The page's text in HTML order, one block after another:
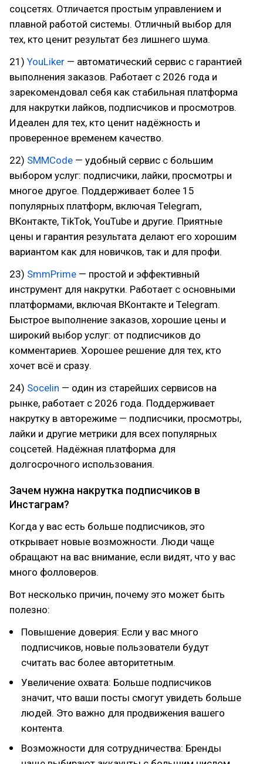
соцсетях. Отличается простым управлением и
плавной работой системы. Отличный выбор для
тех, кто ценит результат без лишнего шума.
21) YouLiker — автоматический сервис с гарантией
выполнения заказов. Работает с 2026 года и
зарекомендовал себя как стабильная платформа
для накрутки лайков, подписчиков и просмотров.
Идеален для тех, кто ценит надёжность и
проверенное временем качество.
22) SMMCode — удобный сервис с большим
выбором услуг: подписчики, лайки, просмотры и
многое другое. Поддерживает более 15
популярных платформ, включая Telegram,
ВКонтакте, TikTok, YouTube и другие. Приятные
цены и гарантия результата делают его хорошим
вариантом как для новичков, так и для профи.
23) SmmPrime — простой и эффективный
инструмент для накрутки. Работает с основными
платформами, включая ВКонтакте и Telegram.
Быстрое выполнение заказов, хорошие цены и
широкий выбор услуг: от подписчиков до
комментариев. Хорошее решение для тех, кто
хочет всё и сразу.
24) Socelin — один из старейших сервисов на
рынке, работает с 2026 года. Поддерживает
накрутку в авторежиме — подписчики, просмотры,
лайки и другие метрики для всех популярных
соцсетей. Надёжная платформа для
долгосрочного использования.
Зачем нужна накрутка подписчиков в
Инстаграм?
Когда у вас есть больше подписчиков, это
открывает новые возможности. Люди чаще
обращают на вас внимание, если видят, что у вас
много фолловеров.
Вот несколько причин, почему это может быть
полезно:
Повышение доверия: Если у вас много
подписчиков, новые пользователи будут
считать вас более авторитетным.
Увеличение охвата: Больше подписчиков
значит, что ваши посты смогут увидеть больше
людей. Это важно для продвижения вашего
контента.
Возможности для сотрудничества: Бренды